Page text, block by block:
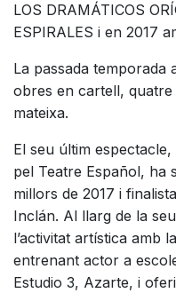
LOS DRAMÁTICOS
ESPIRALES i en 2017
La passada temporada
obres en cartell, quatre
mateixa.
El seu últim
pel Teatre Español, ha
millors de 2017 i
Inclán. Al llarg de la
l’activitat artística amb
entrenant actor a
Estudio 3, Azarte, i